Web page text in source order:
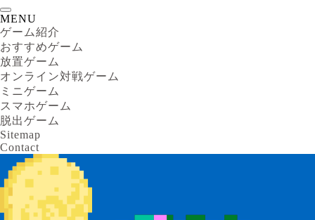
MENU
ゲーム紹介
おすすめゲーム
放置ゲーム
オンライン対戦ゲーム
ミニゲーム
スマホゲーム
脱出ゲーム
Sitemap
Contact